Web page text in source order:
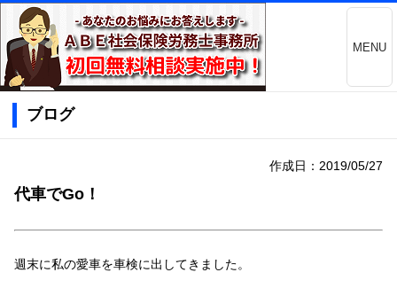
MENU
ブログ
作成日：2019/05/27
代車でGo！
週末に私の愛車を車検に出してきました。